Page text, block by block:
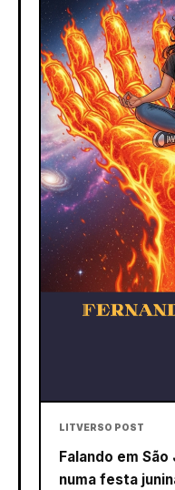
LITVERSO POST
Falando em
numa festa